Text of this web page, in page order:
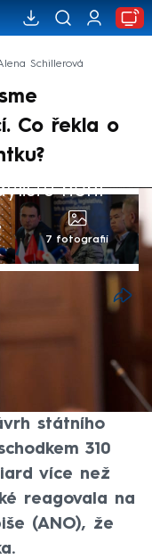
Schillerová
Co řekla o
není
7 fotografií
spoustu věcí.
to řekla
(ANO).
státního
310
více než
reagovala na
(ANO), že